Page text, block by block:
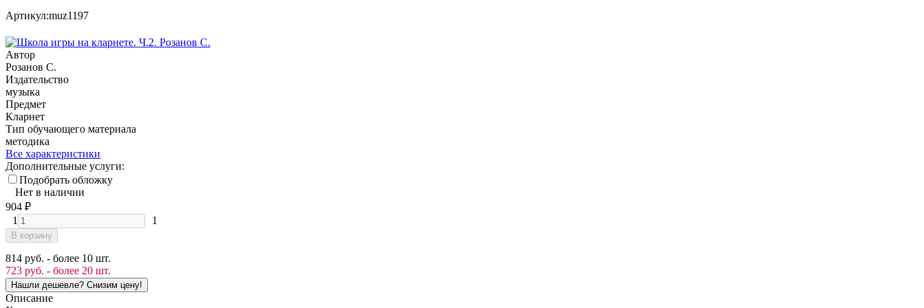
Артикул:muz1197
Автор
Розанов С.
Издательство
музыка
Предмет
Кларнет
Тип обучающего материала
методика
Все характеристики
Дополнительные услуги:
Подобрать обложку
Нет в наличии
904 ₽
1
1
В корзину
814 руб. - более 10 шт.
723 руб. - более 20 шт.
Описание